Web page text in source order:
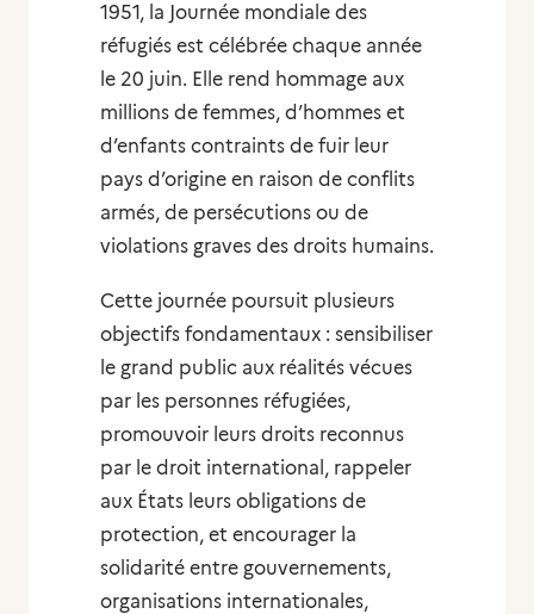
1951, la Journée mondiale des
réfugiés est célébrée chaque année
le 20 juin. Elle rend hommage aux
millions de femmes, d’hommes et
d’enfants contraints de fuir leur
pays d’origine en raison de conflits
armés, de persécutions ou de
violations graves des droits humains.
Cette journée poursuit plusieurs
objectifs fondamentaux : sensibiliser
le grand public aux réalités vécues
par les personnes réfugiées,
promouvoir leurs droits reconnus
par le droit international, rappeler
aux États leurs obligations de
protection, et encourager la
solidarité entre gouvernements,
organisations internationales,